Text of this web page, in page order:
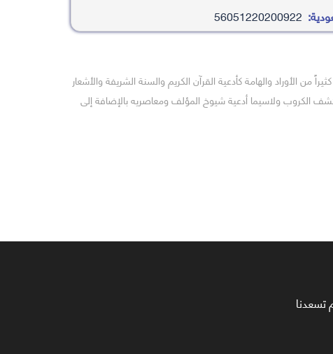
من الأوراد والهامة كأدعية القرآن الكريم والسنة الشريفة والأشعار
الكروب ولاسيما أدعية شيوخ المؤلف ومعاصريه بالإضافة إلى